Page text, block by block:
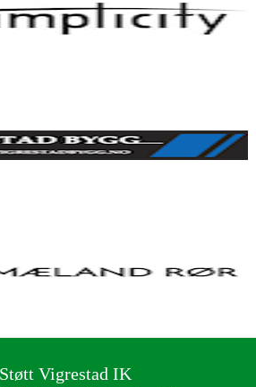
Støtt Vigrestad IK